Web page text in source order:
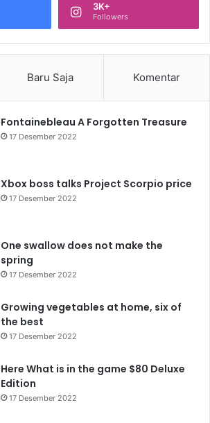
3K+
Followers
Baru Saja Komentar
Fontainebleau A Forgotten Treasure
17 Desember 2022
Xbox boss talks Project Scorpio price
17 Desember 2022
One swallow does not make the
spring
17 Desember 2022
Growing vegetables at home, six of
the best
17 Desember 2022
Here What is in the game $80 Deluxe
Edition
17 Desember 2022